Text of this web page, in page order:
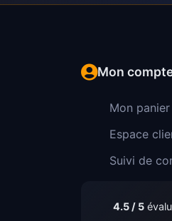
Mon
Mon panier
Espace
Suivi de
4.5 / 5